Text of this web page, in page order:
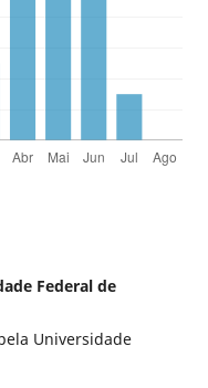
Federal de
Universidade